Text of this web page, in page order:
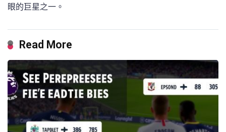
眼的巨星之一。
Read More